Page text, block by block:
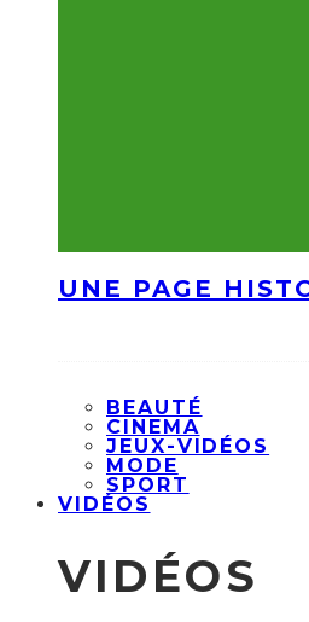
UNE PAGE
BEAUTÉ
CINEMA
JEUX-VIDÉOS
MODE
SPORT
VIDÉOS
VIDÉOS